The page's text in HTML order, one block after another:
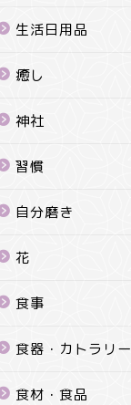
生活日用品
癒し
神社
習慣
自分磨き
花
食事
食器・カトラリー
食材・食品